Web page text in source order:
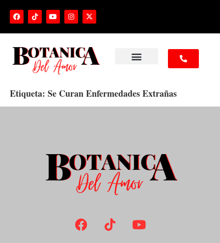
Etiqueta: Se Curan Enfermedades Extrañas